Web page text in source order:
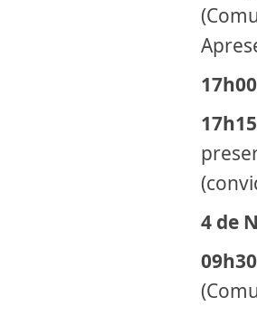
17h00
17h15
4 de
09h30